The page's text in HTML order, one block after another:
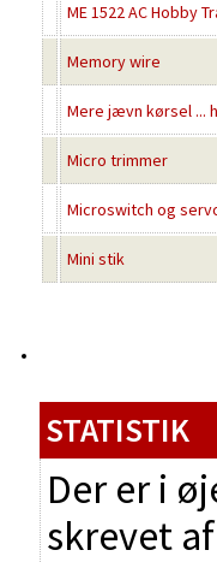
ME 1522 AC Hobby
Memory wire
Mere jævn kørsel ...
Micro trimmer
Microswitch og
Mini stik
STATISTIK
Der er i
skrevet